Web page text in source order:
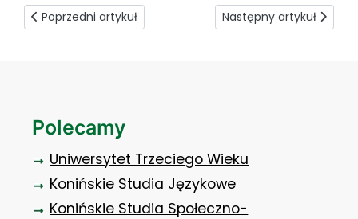
Poprzedni artykuł: Cyfrowy Tydzień 2026 (2–6 marca)
Poprzedni artykuł Następny artykuł:
Następny artykuł
Polecamy
Uniwersytet Trzeciego Wieku
Konińskie Studia Językowe
Konińskie Studia Społeczno-